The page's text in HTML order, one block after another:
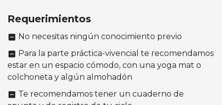
Requerimientos
indeterminate_check_box No necesitas ningún conocimiento previo
indeterminate_check_box Para la parte práctica-vivencial te recomendamos
estar en un espacio cómodo, con una yoga mat o
colchoneta y algún almohadón
indeterminate_check_box Te recomendamos tener un cuaderno de